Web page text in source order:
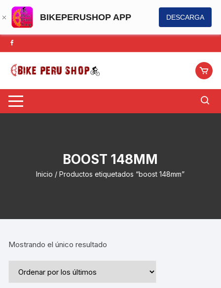
BIKEPERUSHOP APP DESCARGA
Saltar
al
contenido
BOOST 148MM
Inicio / Productos etiquetados “boost 148mm”
Mostrando el único resultado